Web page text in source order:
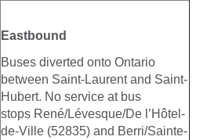
Eastbound
Buses diverted onto Ontario
between Saint-Laurent and Saint-
Hubert. No service at bus
stops René/Lévesque/De l’Hôtel-
de-Ville (52835) and Berri/Sainte-